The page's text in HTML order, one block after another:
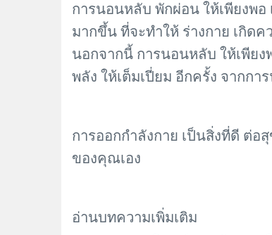
การนอนหลับ พักผ่อน ให้เพียงพ
มากขึ้น ที่จะทำให้ ร่างกาย เกิดค
นอกจากนี้ การนอนหลับ ให้เพียง
พลัง ให้เต็มเปี่ยม อีกครั้ง จากก
การออกกำลังกาย เป็นสิ่งที่ดี ต่อ
ของคุณเอง
อ่านบทความเพิ่มเติม